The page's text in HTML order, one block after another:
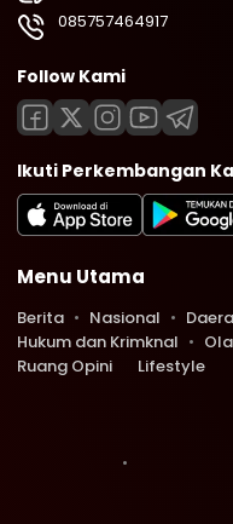
085757464917
Follow Kami
Ikuti Perkembangan
Menu Utama
Berita Nasional
Hukum dan Krimknal
Ruang Opini
Lifestyle